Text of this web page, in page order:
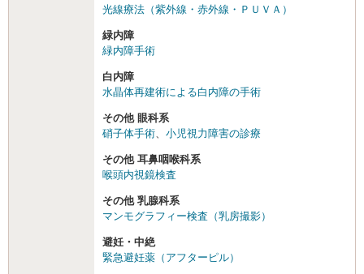
光線療法（紫外線・赤外線・ＰＵＶＡ）
緑内障
緑内障手術
白内障
水晶体再建術による白内障の手術
その他 眼科系
硝子体手術
小児視力障害の診療
その他 耳鼻咽喉科系
喉頭内視鏡検査
その他 乳腺科系
マンモグラフィー検査（乳房撮影）
避妊・中絶
緊急避妊薬（アフターピル）